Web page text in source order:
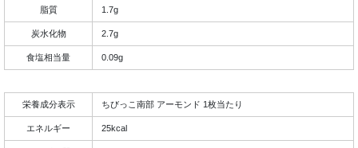
脂質 1.7g
炭水化物 2.7g
食塩相当量 0.09g
栄養成分表示 ちびっこ南部 アーモンド 1枚当たり
エネルギー 25kcal